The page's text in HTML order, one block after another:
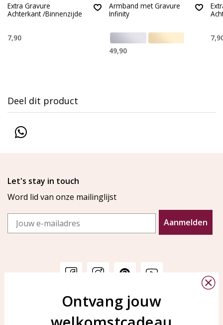
Extra Gravure
Achterkant /Binnenzijde
7,90
Armband met Gravure
Infinity
49,90
Deel dit product
Let's stay in touch
Word lid van onze mailinglijst
Email
Aanmelden
Veelgestelde vragen
KAYA Sieraden
Bellen of WhatsApp Ma-Vr
Ontvang jouw